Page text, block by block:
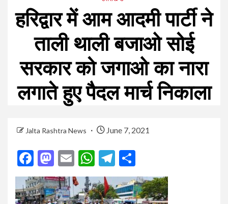
हरिद्वार में आम आदमी पार्टी ने
ताली थाली बजाओ सोई
सरकार को जगाओ का नारा
लगाते हुए पैदल मार्च निकाला
Jalta Rashtra News June 7, 2021
Facebook
Mastodon
EmailWhatsApp
Telegram